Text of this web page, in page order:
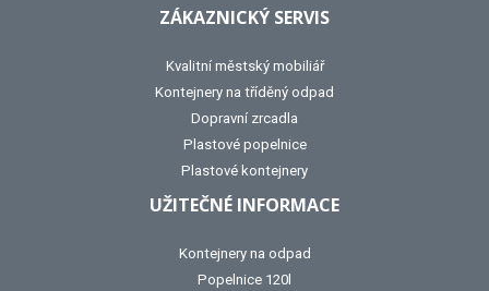
ZÁKAZNICKÝ SERVIS
Kvalitní městský mobiliář
Kontejnery na tříděný odpad
Dopravní zrcadla
Plastové popelnice
Plastové kontejnery
UŽITEČNÉ INFORMACE
Kontejnery na odpad
Popelnice 120l